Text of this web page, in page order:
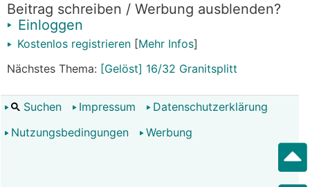
Beitrag schreiben / Werbung ausblenden?
Einloggen
Kostenlos registrieren [Mehr Infos]
Nächstes Thema: [Gelöst] 16/32 Granitsplitt
Suchen Impressum
Datenschutzerklärung
Nutzungsbedingungen
Werbung